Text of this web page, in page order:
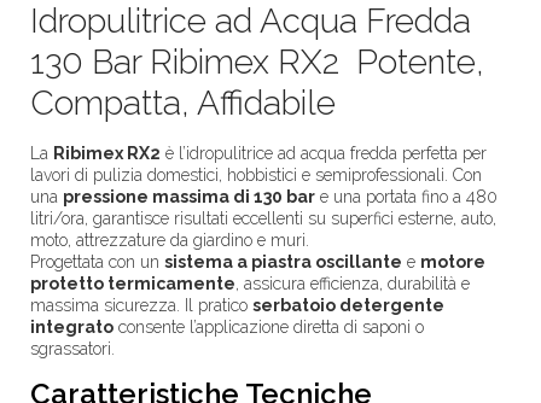
Idropulitrice ad Acqua Fredda
130 Bar Ribimex RX2 Potente,
Compatta, Affidabile
La Ribimex RX2 è l’idropulitrice ad acqua fredda perfetta per
lavori di pulizia domestici, hobbistici e semiprofessionali. Con
una pressione massima di 130 bar e una portata fino a 480
litri/ora, garantisce risultati eccellenti su superfici esterne, auto,
moto, attrezzature da giardino e muri.
Progettata con un sistema a piastra oscillante e motore
protetto termicamente, assicura efficienza, durabilità e
massima sicurezza. Il pratico serbatoio detergente
integrato consente l’applicazione diretta di saponi o
sgrassatori.
Caratteristiche Tecniche